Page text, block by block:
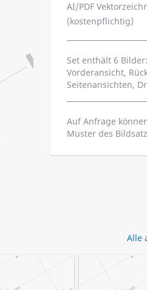
AI/PDF
(kostenpflichtig)
Set enthält 6
Vorderansicht,
Seitenansichten,
Auf Anfrage
Muster des
Alle